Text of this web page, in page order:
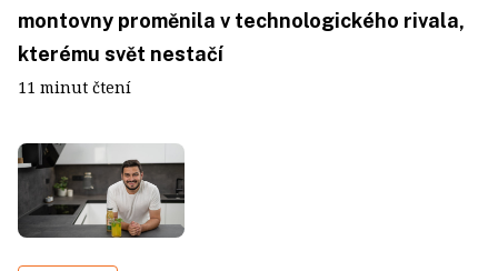
montovny proměnila v technologického rivala,
kterému svět nestačí
11 minut čtení